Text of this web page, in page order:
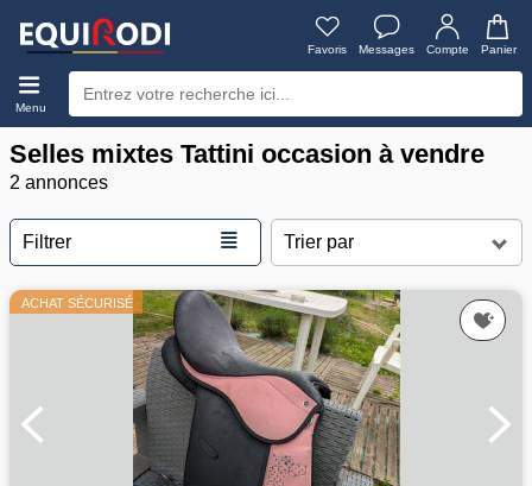
Favoris Messages Compte Panier
Menu
Selles mixtes Tattini occasion à vendre
2 annonces
Filtrer ≣
ACHAT SÉCURISÉ